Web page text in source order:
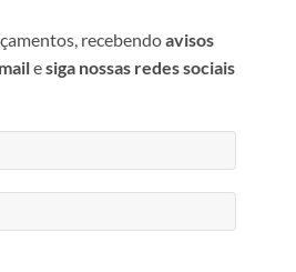
recebendoavisos
esiga nossas redes sociais